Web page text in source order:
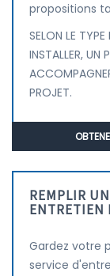
propositions
SELON LE
INSTALLER, UN
PROJET.
REMPLIR
ENTRETIEN
Gardez votre
service